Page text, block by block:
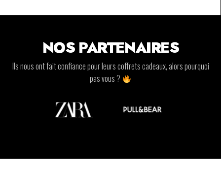
NOS PARTENAIRES
Ils nous ont fait confiance pour leurs coffrets cadeaux, alors pourquoi
pas vous ?